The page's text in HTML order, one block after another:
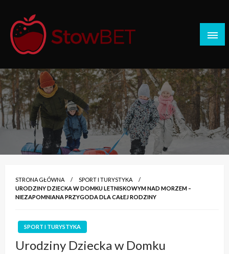
content
Stow BET
STRONA GŁÓWNA
SPORT I TURYSTYKA
URODZINY DZIECKA W DOMKU LETNISKOWYM NAD MORZEM –
NIEZAPOMNIANA PRZYGODA DLA CAŁEJ RODZINY
SPORT I TURYSTYKA
Urodziny Dziecka w Domku